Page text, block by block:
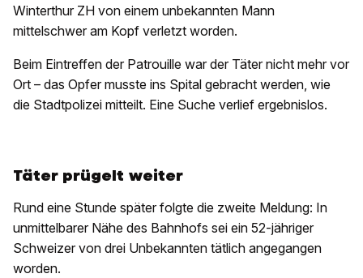
Winterthur ZH von einem unbekannten Mann
mittelschwer am Kopf verletzt worden.
Beim Eintreffen der Patrouille war der Täter nicht mehr vor
Ort – das Opfer musste ins Spital gebracht werden, wie
die Stadtpolizei mitteilt. Eine Suche verlief ergebnislos.
Täter prügelt weiter
Rund eine Stunde später folgte die zweite Meldung: In
unmittelbarer Nähe des Bahnhofs sei ein 52-jähriger
Schweizer von drei Unbekannten tätlich angegangen
worden.